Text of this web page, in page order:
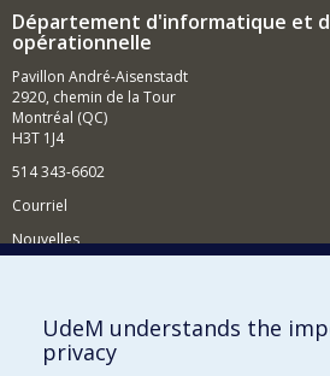
Département d'informatique et
opérationnelle
Pavillon André-Aisenstadt
2920, chemin de la Tour
Montréal (QC)
H3T 1J4
514 343-6602
Courriel
Nouvelles
Comment soutenir le Département?
BESOIN D'AIDE?
UdeM understands the
privacy